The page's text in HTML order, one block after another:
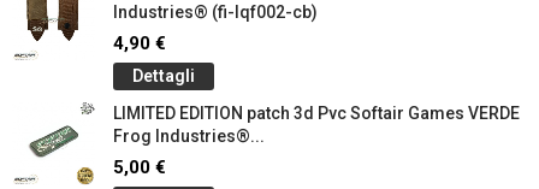
Industries® (fi-lqf002-cb)
4,90 €
Dettagli
LIMITED EDITION patch 3d Pvc Softair Games VERDE
Frog Industries®...
5,00 €